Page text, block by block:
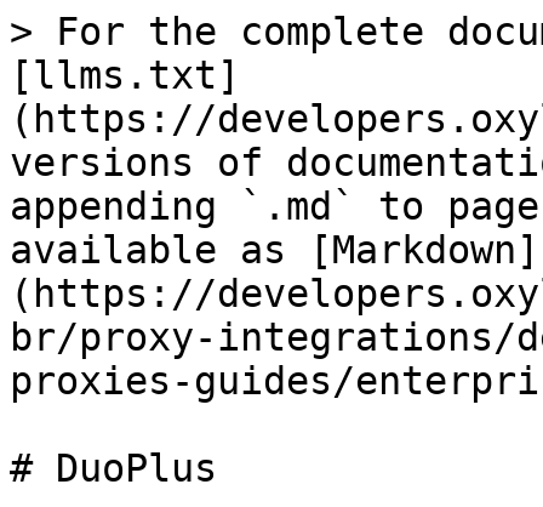
> For the complete
[llms.txt]
(https://
versions of
appending `.md` to
available as [Markdown]
(https://
br/proxy-integrations/
proxies-guides/
# DuoPlus